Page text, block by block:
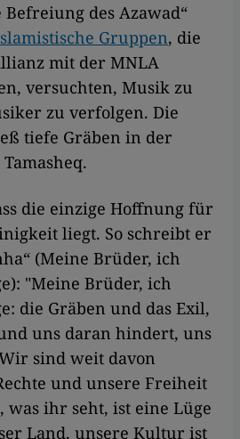
des Azawad“
Gruppen, die
mit der MNLA
versuchten, Musik zu
zu verfolgen. Die
tiefe Gräben in der
die einzige Hoffnung für
liegt. So schreibt er
(Meine Brüder, ich
"Meine Brüder, ich
die Gräben und das Exil,
uns daran hindert, uns
sind weit davon
und unsere Freiheit
was ihr seht, ist eine Lüge
Land, unsere Kultur ist